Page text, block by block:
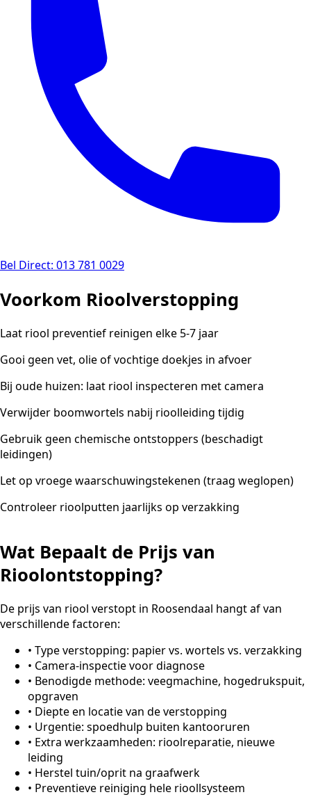
Bel Direct: 013 781 0029
Voorkom Rioolverstopping
Laat riool preventief reinigen elke 5-7 jaar
Gooi geen vet, olie of vochtige doekjes in afvoer
Bij oude huizen: laat riool inspecteren met camera
Verwijder boomwortels nabij rioolleiding tijdig
Gebruik geen chemische ontstoppers (beschadigt
leidingen)
Let op vroege waarschuwingstekenen (traag weglopen)
Controleer rioolputten jaarlijks op verzakking
Wat Bepaalt de Prijs van
Rioolontstopping?
De prijs van riool verstopt in Roosendaal hangt af van
verschillende factoren:
• Type verstopping: papier vs. wortels vs. verzakking
• Camera-inspectie voor diagnose
• Benodigde methode: veegmachine, hogedrukspuit,
opgraven
• Diepte en locatie van de verstopping
• Urgentie: spoedhulp buiten kantooruren
• Extra werkzaamheden: rioolreparatie, nieuwe
leiding
• Herstel tuin/oprit na graafwerk
• Preventieve reiniging hele rioollsysteem